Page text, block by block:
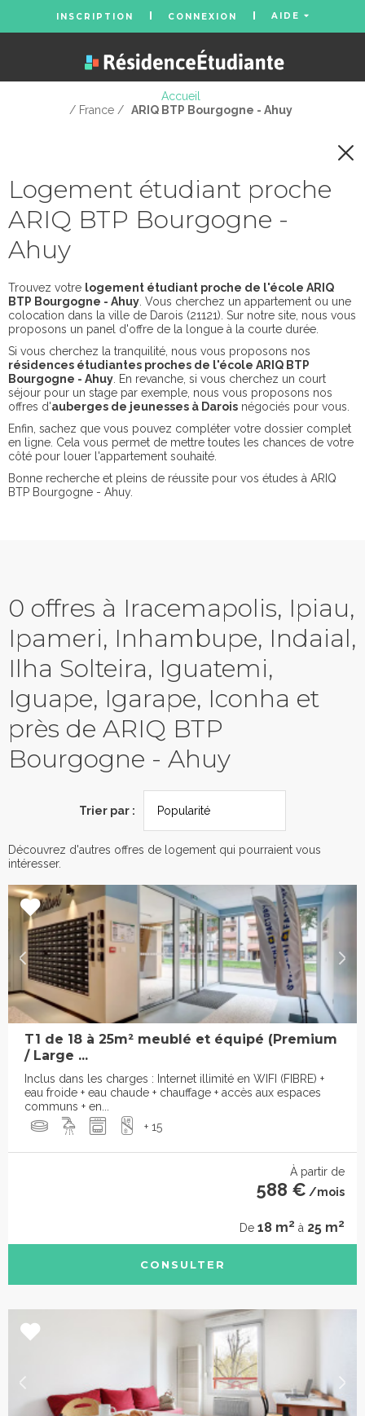
INSCRIPTION CONNEXION AIDE
Accueil
/ France / ARIQ BTP Bourgogne - Ahuy
Logement étudiant proche
ARIQ BTP Bourgogne -
Ahuy
Trouvez votre logement étudiant proche de l'école ARIQ
BTP Bourgogne - Ahuy . Vous cherchez un appartement ou une
colocation dans la ville de Darois (21121). Sur notre site, nous vous
proposons un panel d'offre de la longue à la courte durée.
Si vous cherchez la tranquilité, nous vous proposons nos
résidences étudiantes proches de l'école ARIQ BTP
Bourgogne - Ahuy . En revanche, si vous cherchez un court
séjour pour un stage par exemple, nous vous proposons nos
offres d'auberges de jeunesses à Darois négociés pour vous.
Enfin, sachez que vous pouvez compléter votre dossier complet
en ligne. Cela vous permet de mettre toutes les chances de votre
côté pour louer l'appartement souhaité.
Bonne recherche et pleins de réussite pour vos études à ARIQ
BTP Bourgogne - Ahuy.
0 offres à Iracemapolis, Ipiau,
Ipameri, Inhambupe, Indaial,
Ilha Solteira, Iguatemi,
Iguape, Igarape, Iconha et
près de ARIQ BTP
Bourgogne - Ahuy
Trier par :
Découvrez d'autres offres de logement qui pourraient vous
intéresser.
T1 de 18 à 25m² meublé et équipé (Premium
/ Large ...
Inclus dans les charges : Internet illimité en WIFI (FIBRE) +
eau froide + eau chaude + chauffage + accès aux espaces
communs + en...
+ 15
À partir de
588 € /mois
De 18 m2 à 25 m2
CONSULTER